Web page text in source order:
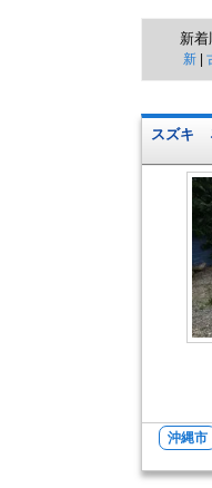
新着
新 |
スズキ
沖縄市